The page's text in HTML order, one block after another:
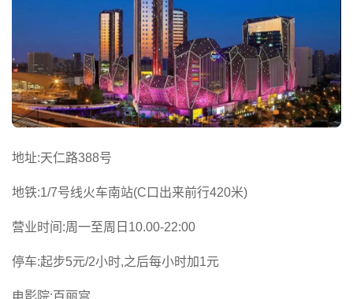
地址:天仁路388号
地铁:1/7号线火车南站(C口出来前行420米)
营业时间:周一至周日10.00-22:00
停车:起步5元/2小时,之后每小时加1元